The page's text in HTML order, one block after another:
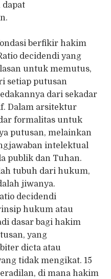
dapat
berfikir hakim
decidendi yang
untuk memutus,
setiap putusan
dari sekadar
Dalam arsitektur
formalitas untuk
putusan, melainkan
intelektual
publik dan Tuhan.
tubuh dari hukum,
jiwanya.
decidendi
hukum atau
dasar bagi hakim
yang
dicta atau
tidak mengikat. 15
di mana hakim